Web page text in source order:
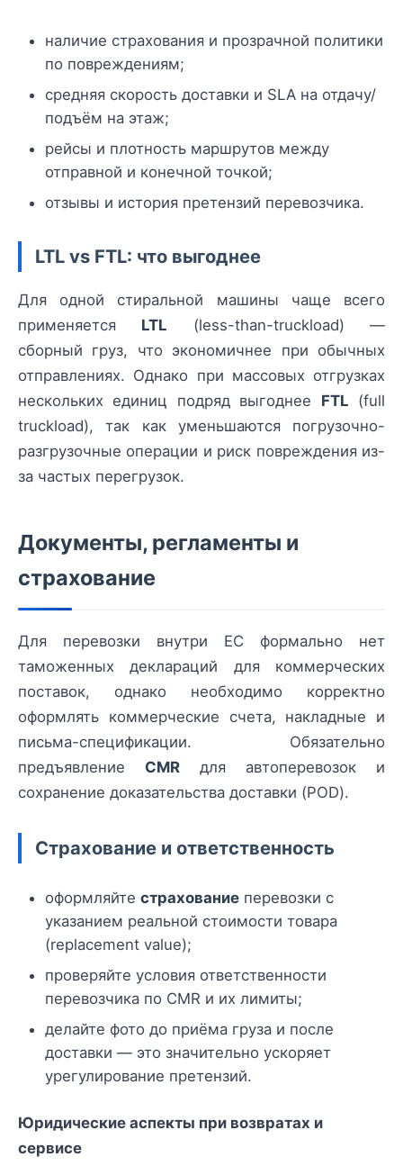
наличие страхования и прозрачной политики
по повреждениям;
средняя скорость доставки и SLA на отдачу/
подъём на этаж;
рейсы и плотность маршрутов между
отправной и конечной точкой;
отзывы и история претензий перевозчика.
LTL vs FTL: что выгоднее
Для одной стиральной машины чаще всего
применяется LTL (less-than-truckload) —
сборный груз, что экономичнее при обычных
отправлениях. Однако при массовых отгрузках
нескольких единиц подряд выгоднее FTL (full
truckload), так как уменьшаются погрузочно-
разгрузочные операции и риск повреждения из-
за частых перегрузок.
Документы, регламенты и
страхование
Для перевозки внутри ЕС формально нет
таможенных деклараций для коммерческих
поставок, однако необходимо корректно
оформлять коммерческие счета, накладные и
письма-спецификации. Обязательно
предъявление CMR для автоперевозок и
сохранение доказательства доставки (POD).
Страхование и ответственность
оформляйте страхование перевозки с
указанием реальной стоимости товара
(replacement value);
проверяйте условия ответственности
перевозчика по CMR и их лимиты;
делайте фото до приёма груза и после
доставки — это значительно ускоряет
урегулирование претензий.
Юридические аспекты при возвратах и
сервисе